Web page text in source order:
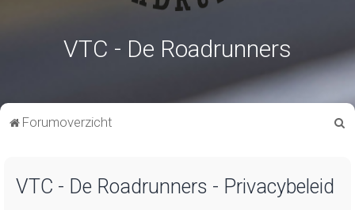
VTC - De Roadrunners
Forumoverzicht
VTC - De Roadrunners - Privacybeleid